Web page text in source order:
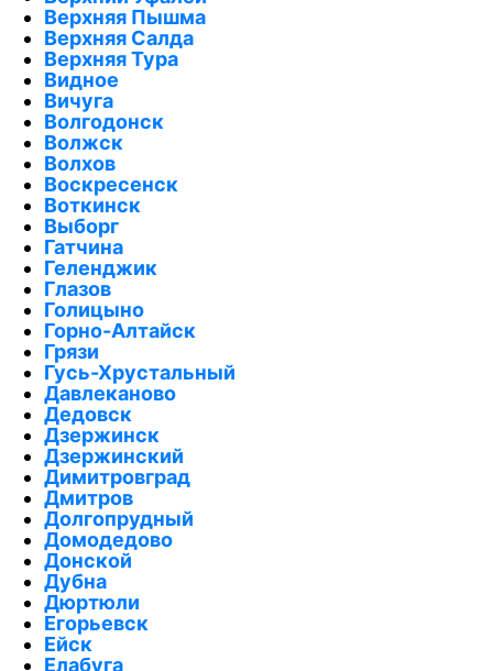
Верхняя Пышма
Верхняя Салда
Верхняя Тура
Видное
Вичуга
Волгодонск
Волжск
Волхов
Воскресенск
Воткинск
Выборг
Гатчина
Геленджик
Глазов
Голицыно
Горно-Алтайск
Грязи
Гусь-Хрустальный
Давлеканово
Дедовск
Дзержинск
Дзержинский
Димитровград
Дмитров
Долгопрудный
Домодедово
Донской
Дубна
Дюртюли
Егорьевск
Ейск
Елабуга